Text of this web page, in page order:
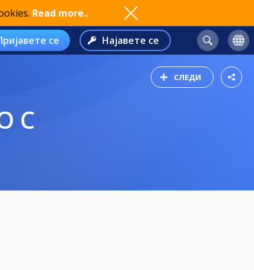
Read more..
се Најавете се
СЛЕДИ
C